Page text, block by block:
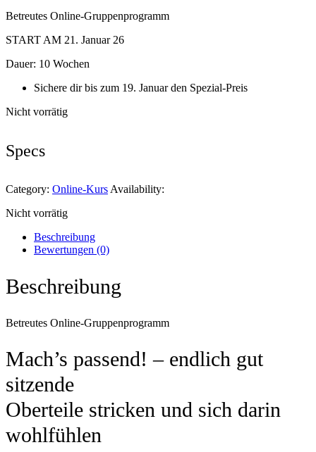
Betreutes Online-Gruppenprogramm
START AM 21. Januar 26
Dauer: 10 Wochen
Sichere dir bis zum 19. Januar den Spezial-Preis
Nicht vorrätig
Specs
Category: Online-Kurs Availability:
Nicht vorrätig
Beschreibung
Bewertungen (0)
Beschreibung
Betreutes Online-Gruppenprogramm
Mach’s passend! – endlich gut
sitzende
Oberteile stricken und sich darin
wohlfühlen